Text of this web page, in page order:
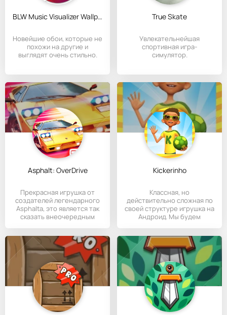
BLW Music Visualizer Wallpaper
Новейшие обои, которые не
похожи на другие и
выглядят очень стильно.
True Skate
Увлекательнейшая
спортивная игра-
симулятор.
Asphalt: OverDrive
Прекрасная игрушка от
создателей легендарного
Asphaltа, это является так
сказать внеочередным
Kickerinho
Классная, но
действительно сложная по
своей структуре игрушка на
Андроид. Мы будем